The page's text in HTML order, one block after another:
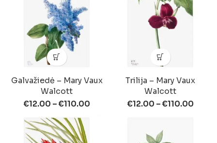
Galvažiedė – Mary Vaux
Walcott
€12.00 –€110.00
Trilija – Mary Vaux
Walcott
€12.00 –€110.00